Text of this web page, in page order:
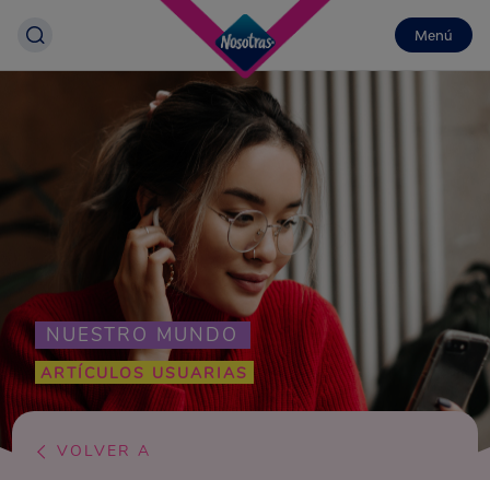
Menú
NUESTRO MUNDO
ARTÍCULOS USUARIAS
VOLVER A